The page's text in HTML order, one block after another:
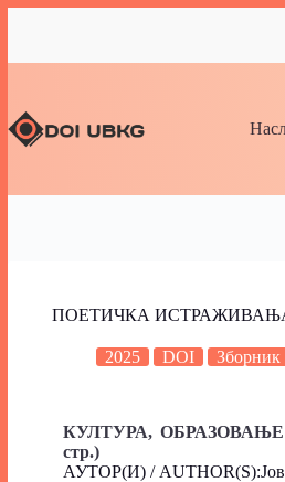
ПОЕТИЧКА ИСТРАЖИВАЊА И
2025 DOI Зборник
КУЛТУРА,
стр.)
АУТОР(И) /